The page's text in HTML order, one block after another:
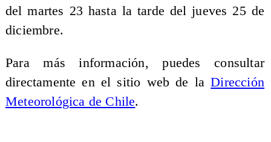
del martes 23 hasta la tarde del jueves 25 de
diciembre.
Para más información, puedes consultar
directamente en el sitio web de laDirección
Meteorológica de Chile.